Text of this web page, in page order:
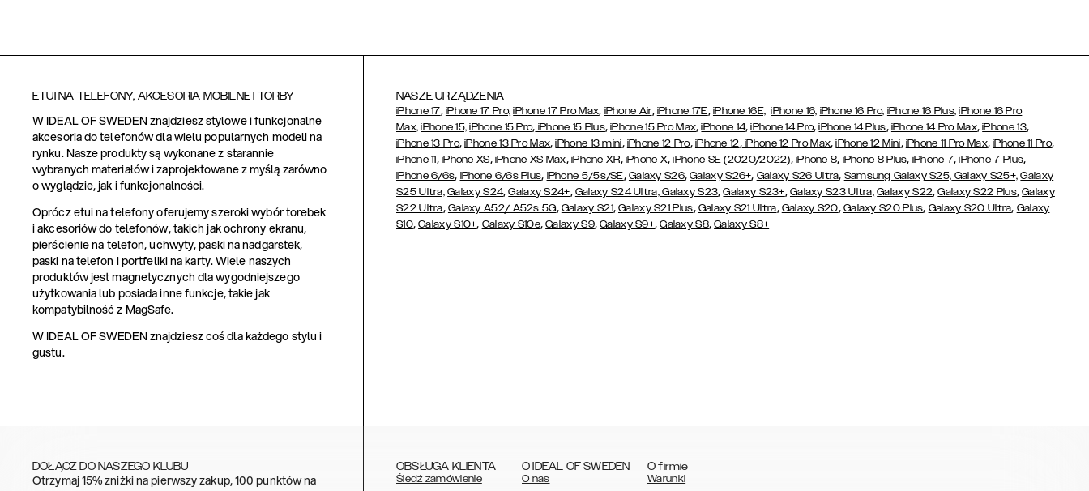
ETUI NA TELEFONY, AKCESORIA MOBILNE I TORBY
W IDEAL OF SWEDEN znajdziesz stylowe i funkcjonalne
akcesoria do telefonów dla wielu popularnych modeli na
rynku. Nasze produkty są wykonane z starannie
wybranych materiałów i zaprojektowane z myślą zarówno
o wyglądzie, jak i funkcjonalności.
Oprócz etui na telefony oferujemy szeroki wybór torebek
i akcesoriów do telefonów, takich jak ochrony ekranu,
pierścienie na telefon, uchwyty, paski na nadgarstek,
paski na telefon i portfeliki na karty. Wiele naszych
produktów jest magnetycznych dla wygodniejszego
użytkowania lub posiada inne funkcje, takie jak
kompatybilność z MagSafe.
W IDEAL OF SWEDEN znajdziesz coś dla każdego stylu i
gustu.
NASZE URZĄDZENIA
iPhone 17, iPhone 17 Pro, iPhone 17 Pro Max, iPhone Air, iPhone 17E, iPhone 16E, iPhone 16, iPhone 16 Pro, iPhone 16 Plus, iPhone 16 Pro
Max, iPhone 15, iPhone 15 Pro, iPhone 15 Plus,iPhone 15 Pro Max,iPhone 14,iPhone 14 Pro,iPhone 14 Plus, iPhone 14 Pro Max,iPhone 13,
iPhone 13 Pro,iPhone 13 Pro Max,iPhone 13 mini, iPhone 12 Pro, iPhone 12,iPhone 12 Pro Max,iPhone 12 Mini, iPhone 11 Pro Max,iPhone 11 Pro,
iPhone 11, iPhone XS, iPhone XS Max, iPhone XR, iPhone X,iPhone SE (2020/2022), iPhone 8, iPhone 8 Plus, iPhone 7,iPhone 7 Plus,
iPhone 6/6s, iPhone 6/6s Plus, iPhone 5/5s/SE, Galaxy S26,Galaxy S26+, Galaxy S26 Ultra, Samsung Galaxy S25, Galaxy S25+, Galaxy
S25 Ultra, Galaxy S24,Galaxy S24+, Galaxy S24 Ultra,Galaxy S23,Galaxy S23+, Galaxy S23 Ultra, Galaxy S22,Galaxy S22 Plus,Galaxy
S22 Ultra, Galaxy A52/ A52s 5G, Galaxy S21,Galaxy S21 Plus, Galaxy S21 Ultra, Galaxy S20, Galaxy S20 Plus, Galaxy S20 Ultra, Galaxy
S10,Galaxy S10+, Galaxy S10e,Galaxy S9,Galaxy S9+,Galaxy S8,Galaxy S8+
DOŁĄCZ DO NASZEGO KLUBU
Otrzymaj 15% zniżki na pierwszy zakup, 100 punktów na
OBSŁUGA KLIENTA
Śledź zamówienie
O IDEAL OF SWEDEN
O nas
O firmie
Warunki